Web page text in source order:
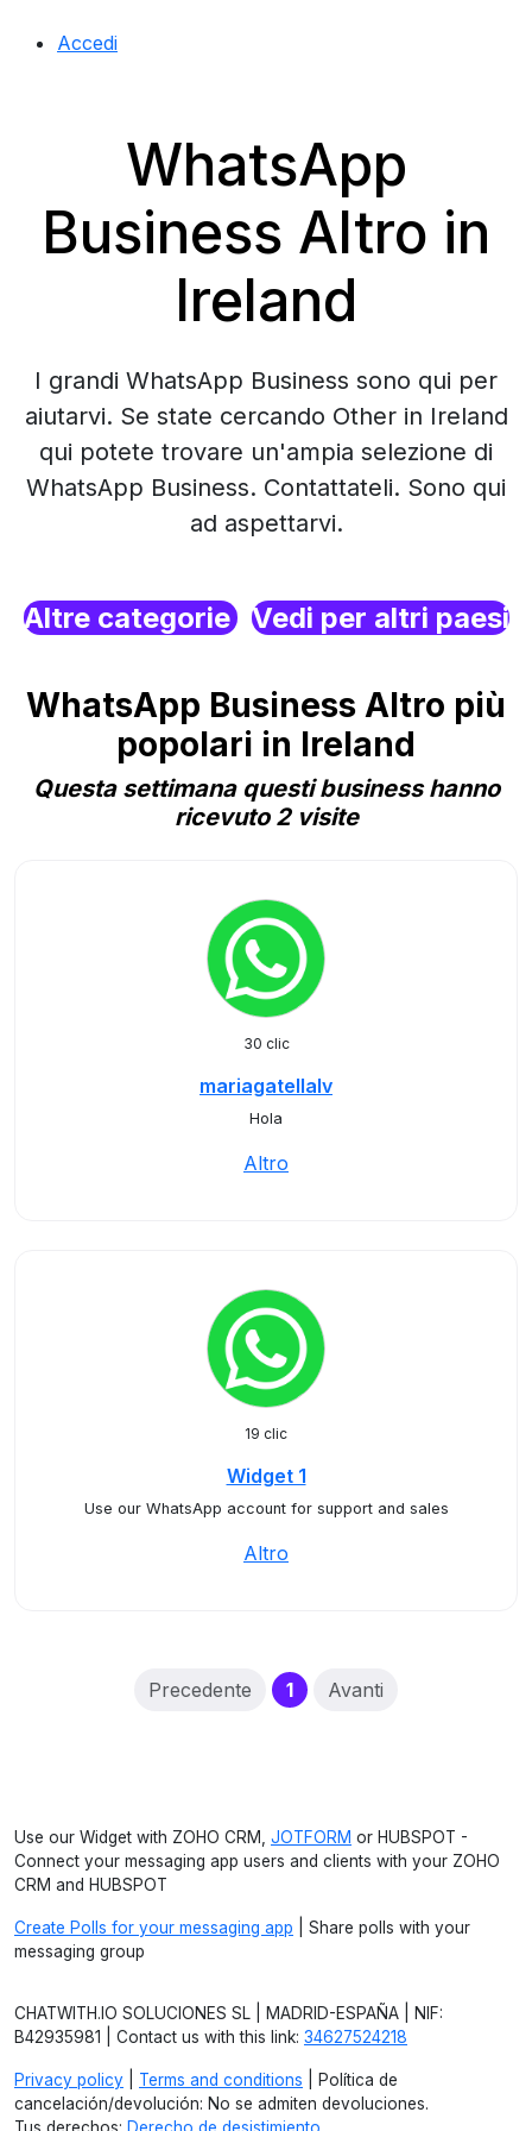
Accedi
WhatsApp
Business Altro in
Ireland
I grandi WhatsApp Business sono qui per
aiutarvi. Se state cercando Other in Ireland
qui potete trovare un'ampia selezione di
WhatsApp Business. Contattateli. Sono qui
ad aspettarvi.
Altre categorie Vedi per altri paesi
WhatsApp Business Altro più
popolari in Ireland
Questa settimana questi business hanno
ricevuto 2 visite
30 clic
mariagatellalv
Hola
Altro
19 clic
Widget 1
Use our WhatsApp account for support and sales
Altro
Precedente 1(current)
Avanti
Use our Widget with ZOHO CRM, JOTFORM or HUBSPOT -
Connect your messaging app users and clients with your ZOHO
CRM and HUBSPOT
Create Polls for your messaging app | Share polls with your
messaging group
CHATWITH.IO SOLUCIONES SL | MADRID-ESPAÑA | NIF:
B42935981 | Contact us with this link: 34627524218
Privacy policy Terms and conditions | Política de
cancelación/devolución: No se admiten devoluciones.